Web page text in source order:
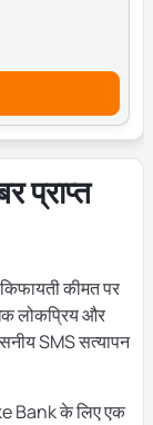
प्राप्त
कीमत पर
लोकप्रिय और
SMS सत्यापन
Bank के लिए एक